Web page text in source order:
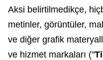
Aksi belirtilmedikçe,
metinler, görüntüler,
ve diğer grafik
ve hizmet markaları ("